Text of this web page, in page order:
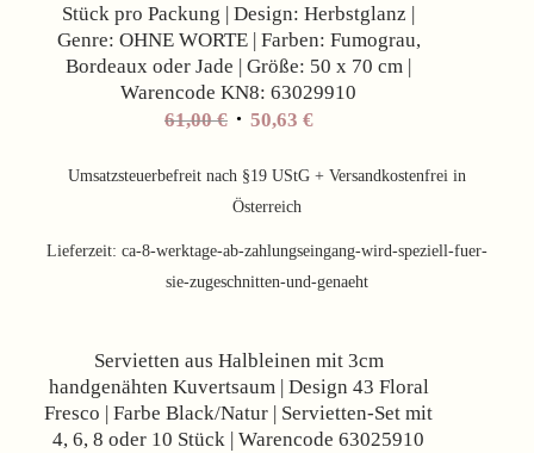
Stück pro Packung | Design: Herbstglanz |
Genre: OHNE WORTE | Farben: Fumograu,
Bordeaux oder Jade | Größe: 50 x 70 cm |
Warencode KN8: 63029910
61,00€ 50,63 €
Umsatzsteuerbefreit nach §19 UStG + Versandkostenfrei in
Österreich
Lieferzeit: ca-8-werktage-ab-zahlungseingang-wird-speziell-fuer-
sie-zugeschnitten-und-genaeht
Servietten aus Halbleinen mit 3cm
handgenähten Kuvertsaum | Design 43 Floral
Fresco | Farbe Black/Natur | Servietten-Set mit
4, 6, 8 oder 10 Stück | Warencode 63025910